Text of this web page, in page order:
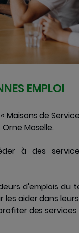
EMPLOI
Maisons de
Moselle.
à des
d'emplois du
les aider dans
des services